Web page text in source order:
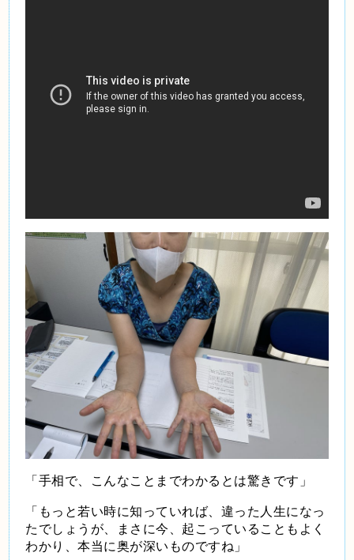
「手相で、こんなことまでわかるとは驚きです」
「もっと若い時に知っていれば、違った人生になっ
たでしょうが、まさに今、起こっていることもよく
わかり、本当に奥が深いものですね」